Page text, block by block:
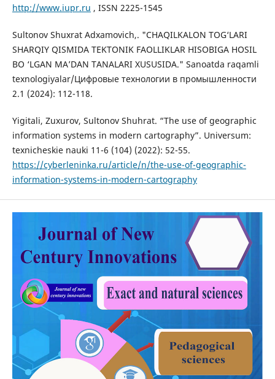
http://www.iupr.ru , ISSN 2225-1545
Sultonov Shuxrat Adxamovich,. "CHAQILKALON TOG‘LARI
SHARQIY QISMIDA TEKTONIK FAOLLIKLAR HISOBIGA HOSIL
BO ‘LGAN MA’DAN TANALARI XUSUSIDA." Sanoatda raqamli
texnologiyalar/Цифровые технологии в промышленности
2.1 (2024): 112-118.
Yigitali, Zuxurov, Sultonov Shuhrat. “The use of geographic
information systems in modern cartography”. Universum:
texnicheskie nauki 11-6 (104) (2022): 52-55.
https://cyberleninka.ru/article/n/the-use-of-geographic-
information-systems-in-modern-cartography